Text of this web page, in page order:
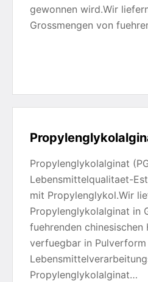
gewonnen wird.Wir
Grossmengen von
Propylenglykolalginat
Lebensmittelqualitaet-
mit Propylenglykol.Wir
Propylenglykolalginat in
fuehrenden chinesischen
verfuegbar in
Propylenglykolalginat…